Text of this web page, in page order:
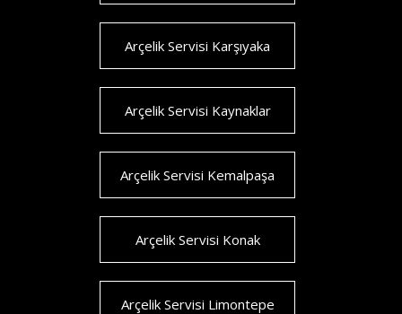
Arçelik Servisi Karşıyaka
Arçelik Servisi Kaynaklar
Arçelik Servisi Kemalpaşa
Arçelik Servisi Konak
Arçelik Servisi Limontepe